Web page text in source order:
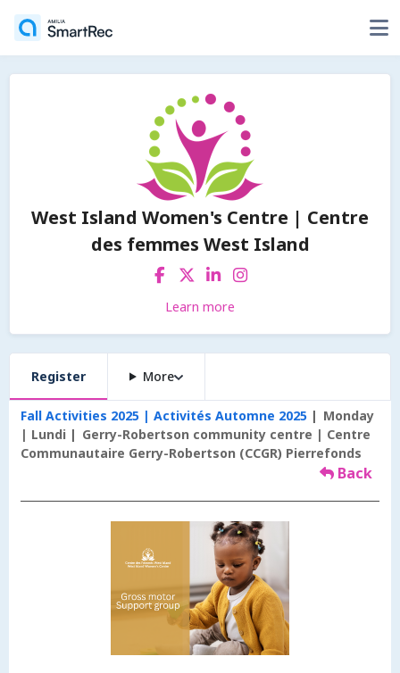
West Island Women's Centre | Centre
des femmes West Island
Learn more
Register More
Fall Activities 2025 | Activités Automne 2025
Monday
| Lundi
Gerry-Robertson community centre | Centre
Communautaire Gerry-Robertson (CCGR) Pierrefonds
Back